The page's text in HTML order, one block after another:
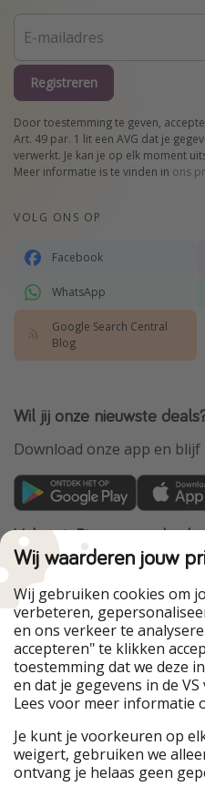
Registreren
Door toestemming te geven,
Art. 49 par. 1 lit een AVG dat je
verwerkt. Je kan je op elk moment
Meer informatie is te vinden in ons
VOLG ONS OP
Facebook
WhatsApp
Google Search Central
Blog
Wil jij onze nieuwste
Download onze app en
VakantiePiraten maakt
Group
Onze markten
PiratinViaggio
WakacyjniPiraci
Ferienpiraten
Urlaubspiraten
TravelPirates
HolidayPirates Group
Leer ons kennen
Wij waarderen jouw
Wij gebruiken cookies om
verbeteren,
en ons verkeer te
accepteren" te klikken
toestemming dat we deze
en dat je gegevens in de
Lees voor meer informatie
Je kunt je voorkeuren op
weigert, gebruiken we
ontvang je helaas geen